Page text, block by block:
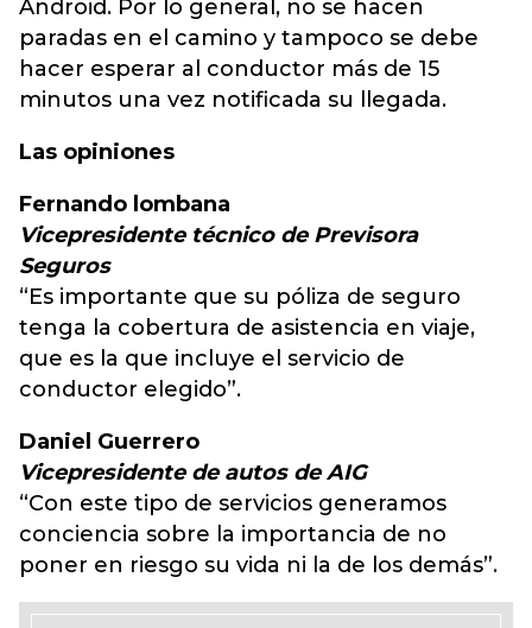
Android. Por lo general, no se hacen
paradas en el camino y tampoco se debe
hacer esperar al conductor más de 15
minutos una vez notificada su llegada.
Las opiniones
Fernando lombana
Vicepresidente técnico de Previsora
Seguros
“Es importante que su póliza de seguro
tenga la cobertura de asistencia en viaje,
que es la que incluye el servicio de
conductor elegido”.
Daniel Guerrero
Vicepresidente de autos de AIG
“Con este tipo de servicios generamos
conciencia sobre la importancia de no
poner en riesgo su vida ni la de los demás”.